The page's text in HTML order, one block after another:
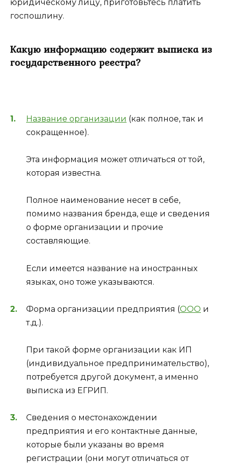
юридическому лицу, приготовьтесь платить
госпошлину.
Какую информацию содержит выписка из
государственного реестра?
Название организации (как полное, так и
сокращенное).
Эта информация может отличаться от той,
которая известна.
Полное наименование несет в себе,
помимо названия бренда, еще и сведения
о форме организации и прочие
составляющие.
Если имеется название на иностранных
языках, оно тоже указываются.
Форма организации предприятия (ООО и
т.д.).
При такой форме организации как ИП
(индивидуальное предпринимательство),
потребуется другой документ, а именно
выписка из ЕГРИП.
Сведения о местонахождении
предприятия и его контактные данные,
которые были указаны во время
регистрации (они могут отличаться от